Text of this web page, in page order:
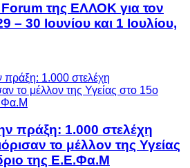
Forum της ΕΛΛΟΚ για τον
– 30 Ιουνίου και 1 Ιουλίου,
πράξη: 1.000 στελέχη
το μέλλον της Υγείας
της Ε.Ε.Φα.Μ